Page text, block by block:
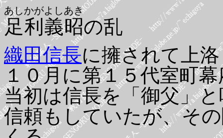
足利義昭
あしかがよしあき
の乱
織田信長に擁されて上
１０月に第１５代室町
当初は信長を「御父」
信頼もしていたが、そ